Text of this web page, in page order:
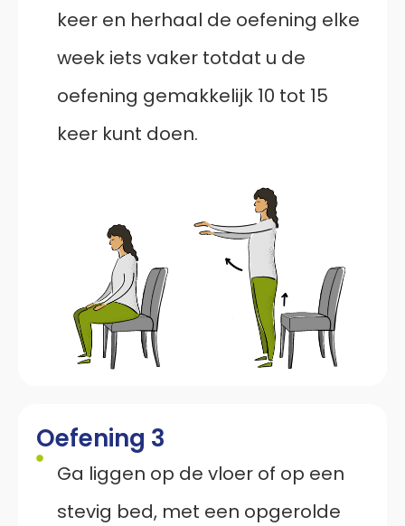
keer en herhaal de oefening elke
week iets vaker totdat u de
oefening gemakkelijk 10 tot 15
keer kunt doen.
Oefening 3
Ga liggen op de vloer of op een
stevig bed, met een opgerolde